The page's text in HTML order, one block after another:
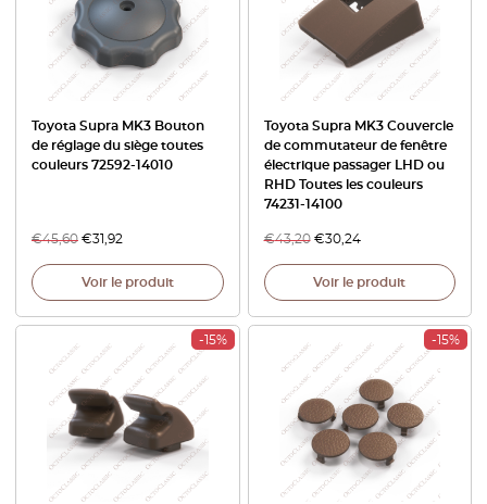
Toyota Supra MK3 Bouton
de réglage du siège toutes
couleurs 72592-14010
€45,60 €31,92
Voir le produit
Toyota Supra MK3 Couvercle
de commutateur de fenêtre
électrique passager LHD ou
RHD Toutes les couleurs
74231-14100
€43,20 €30,24
Voir le produit
-15% -15%